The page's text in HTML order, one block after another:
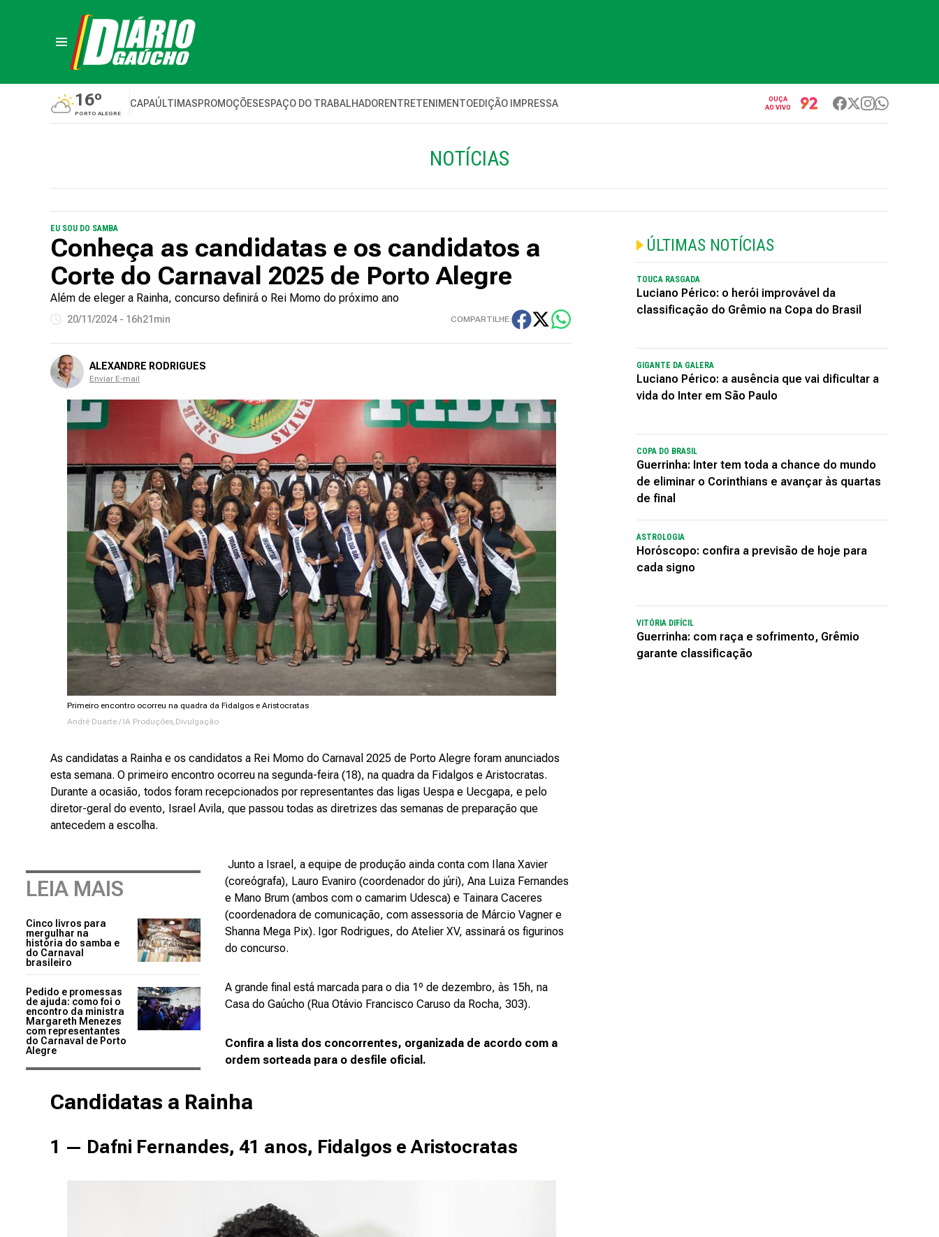
16º
PORTO ALEGRE
CAPAÚLTIMASPROMOÇÕESESPAÇO DO TRABALHADORENTRETENIMENTOEDIÇÃO IMPRESSA
OUÇA
AO VIVO
NOTÍCIAS
EU SOU DO SAMBA
Conheça as candidatas e os candidatos a
Corte do Carnaval 2025 de Porto Alegre
Além de eleger a Rainha, concurso definirá o Rei Momo do próximo ano
20/11/2024 - 16h21min COMPARTILHE:
ALEXANDRE RODRIGUES
Enviar E-mail
Primeiro encontro ocorreu na quadra da Fidalgos e Aristocratas
André Duarte / IA Produções,Divulgação
As candidatas a Rainha e os candidatos a Rei Momo do Carnaval 2025 de Porto Alegre foram anunciados
esta semana. O primeiro encontro ocorreu na segunda-feira (18), na quadra da Fidalgos e Aristocratas.
Durante a ocasião, todos foram recepcionados por representantes das ligas Uespa e Uecgapa, e pelo
diretor-geral do evento, Israel Avila, que passou todas as diretrizes das semanas de preparação que
antecedem a escolha.
LEIA MAIS
Cinco livros para
mergulhar na
história do samba e
do Carnaval
brasileiro
Pedido e promessas
de ajuda: como foi o
encontro da ministra
Margareth Menezes
com representantes
do Carnaval de Porto
Alegre
Junto a Israel, a equipe de produção ainda conta com Ilana Xavier
(coreógrafa), Lauro Evaniro (coordenador do júri), Ana Luiza Fernandes
e Mano Brum (ambos com o camarim Udesca) e Tainara Caceres
(coordenadora de comunicação, com assessoria de Márcio Vagner e
Shanna Mega Pix). Igor Rodrigues, do Atelier XV, assinará os figurinos
do concurso.
A grande final está marcada para o dia 1º de dezembro, às 15h, na
Casa do Gaúcho (Rua Otávio Francisco Caruso da Rocha, 303).
Confira a lista dos concorrentes, organizada de acordo com a
ordem sorteada para o desfile oficial.
Candidatas a Rainha
1 — Dafni Fernandes, 41 anos, Fidalgos e Aristocratas
ÚLTIMAS NOTÍCIAS
TOUCA RASGADA
Luciano Périco: o herói improvável da
classificação do Grêmio na Copa do Brasil
GIGANTE DA GALERA
Luciano Périco: a ausência que vai dificultar a
vida do Inter em São Paulo
COPA DO BRASIL
Guerrinha: Inter tem toda a chance do mundo
de eliminar o Corinthians e avançar às quartas
de final
ASTROLOGIA
Horóscopo: confira a previsão de hoje para
cada signo
VITÓRIA DIFÍCIL
Guerrinha: com raça e sofrimento, Grêmio
garante classificação